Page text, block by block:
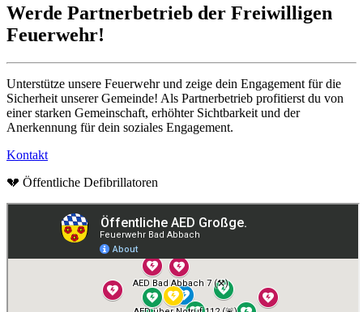
Werde Partnerbetrieb der Freiwilligen
Feuerwehr!
Unterstütze unsere Feuerwehr und zeige dein Engagement für die
Sicherheit unserer Gemeinde! Als Partnerbetrieb profitierst du von
einer starken Gemeinschaft, erhöhter Sichtbarkeit und der
Anerkennung für dein soziales Engagement.
Kontakt
💔 Öffentliche Defibrillatoren